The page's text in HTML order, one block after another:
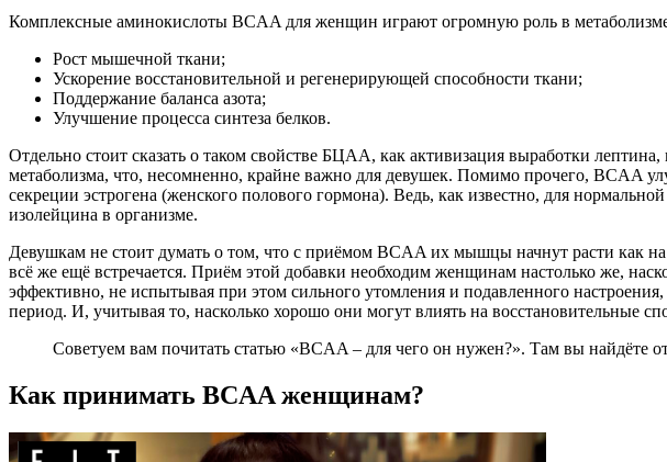
Комплексные аминокислоты BCAA для женщин играют огромную роль в
Рост мышечной ткани;
Ускорение восстановительной и регенерирующей способности ткани;
Поддержание баланса азота;
Улучшение процесса синтеза белков.
Отдельно стоит сказать о таком свойстве БЦАА, как активизация выработки
метаболизма, что, несомненно, крайне важно для девушек. Помимо прочего, BCAA
секреции эстрогена (женского полового гормона). Ведь, как известно, для
изолейцина в организме.
Девушкам не стоит думать о том, что с приёмом BCAA их мышцы начнут расти как
всё же ещё встречается. Приём этой добавки необходим женщинам настолько же,
эффективно, не испытывая при этом сильного утомления и подавленного
период. И, учитывая то, насколько хорошо они могут влиять на восстановительные
Советуем вам почитать статью «BCAA – для чего он нужен?». Там вы найдёте
Как принимать BCAA женщинам?